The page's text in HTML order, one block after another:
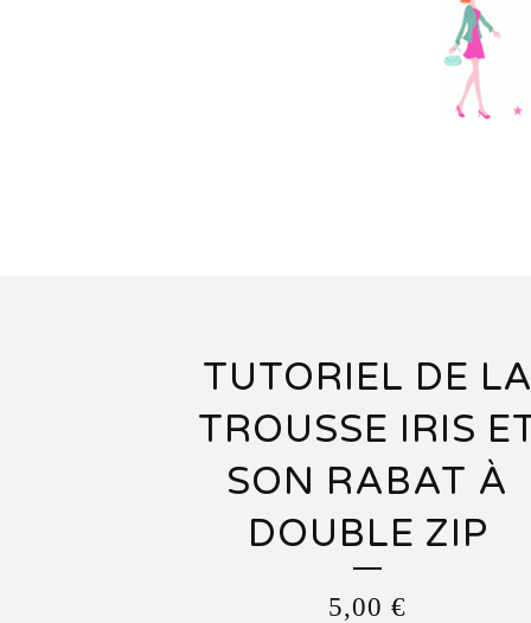
TUTORIEL DE LA
TROUSSE IRIS
SON RABAT À
DOUBLE ZIP
5,00€